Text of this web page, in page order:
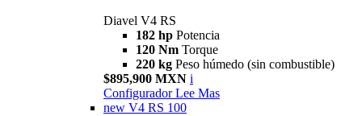
Diavel V4 RS
182 hp Potencia
120 Nm Torque
220 kg Peso húmedo (sin combustible)
$895,900 MXN i
Configurador Lee Mas
new V4 RS 100